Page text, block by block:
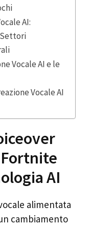
AI:
Vocale AI e le
Vocale AI
AI
alimentata
cambiamento